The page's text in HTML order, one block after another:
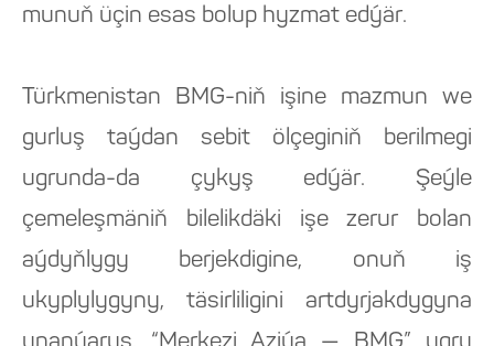
munuň üçin esas bolup hyzmat edýär.
Türkmenistan BMG-niň işine mazmun we
gurluş taýdan sebit ölçeginiň berilmegi
ugrunda-da çykyş edýär. Şeýle
çemeleşmäniň bilelikdäki işe zerur bolan
aýdyňlygy berjekdigine, onuň iş
ukyplylygyny, täsirliligini artdyrjakdygyna